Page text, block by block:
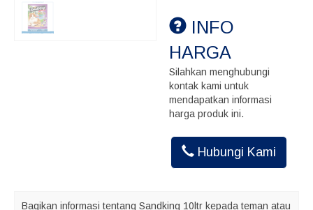
INFO
HARGA
Silahkan menghubungi
kontak kami untuk
mendapatkan informasi
harga produk ini.
Hubungi Kami
Bagikan informasi tentang Sandking 10ltr kepada teman atau